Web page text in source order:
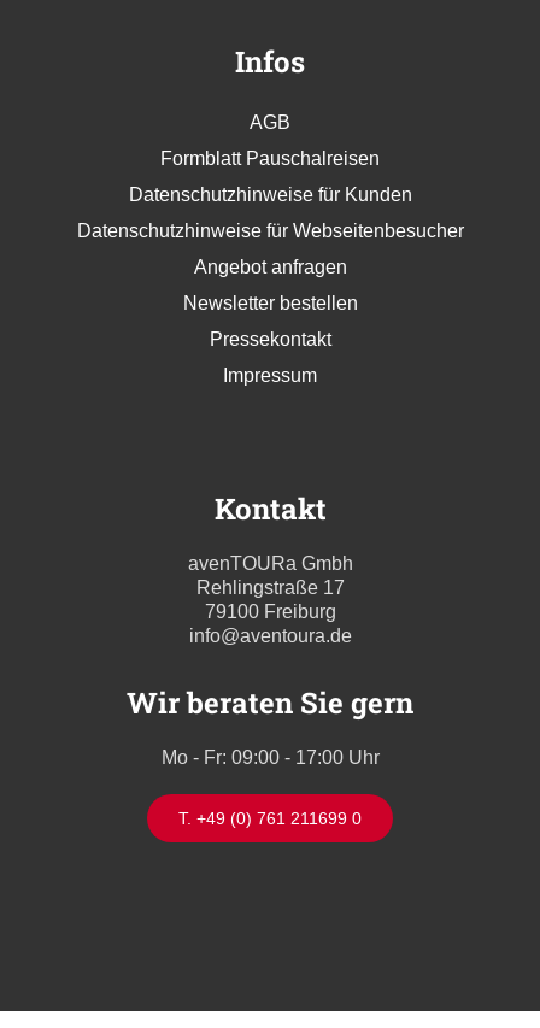
Infos
AGB
Formblatt Pauschalreisen
Datenschutzhinweise für Kunden
Datenschutzhinweise für Webseitenbesucher
Angebot anfragen
Newsletter bestellen
Pressekontakt
Impressum
Kontakt
avenTOURa Gmbh
Rehlingstraße 17
79100 Freiburg
info@aventoura.de
Wir beraten Sie gern
Mo - Fr: 09:00 - 17:00 Uhr
T. +49 (0) 761 211699 0